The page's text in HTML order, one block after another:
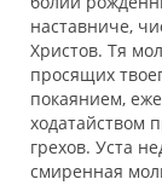
наста‌вниче,
Христо‌в. Тя
прося‌щих
покая‌нием,
хода‌тайством
грехо‌в. Уста‌
смире‌нная